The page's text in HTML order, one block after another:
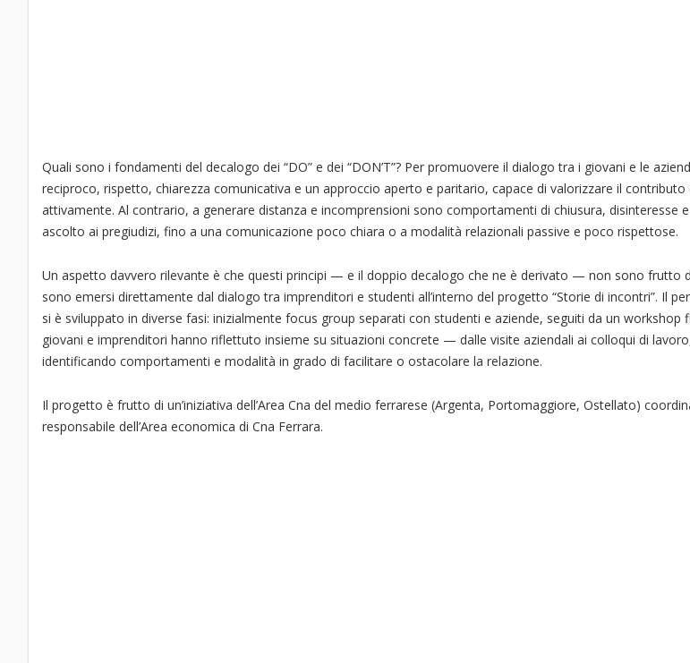
Quali sono i fondamenti del decalogo dei “DO” e dei “DON’T”? Per promuovere il dialogo tra i giovani e le
reciproco, rispetto, chiarezza comunicativa e un approccio aperto e paritario, capace di valorizzare il contributo
attivamente. Al contrario, a generare distanza e incomprensioni sono comportamenti di chiusura, disinteresse
ascolto ai pregiudizi, fino a una comunicazione poco chiara o a modalità relazionali passive e poco rispettose.
Un aspetto davvero rilevante è che questi principi — e il doppio decalogo che ne è derivato — non sono frutto
sono emersi direttamente dal dialogo tra imprenditori e studenti all’interno del progetto “Storie di incontri”. Il
si è sviluppato in diverse fasi: inizialmente focus group separati con studenti e aziende, seguiti da un workshop
giovani e imprenditori hanno riflettuto insieme su situazioni concrete — dalle visite aziendali ai colloqui di
identificando comportamenti e modalità in grado di facilitare o ostacolare la relazione.
Il progetto è frutto di un’iniziativa dell’Area Cna del medio ferrarese (Argenta, Portomaggiore, Ostellato)
responsabile dell’Area economica di Cna Ferrara.